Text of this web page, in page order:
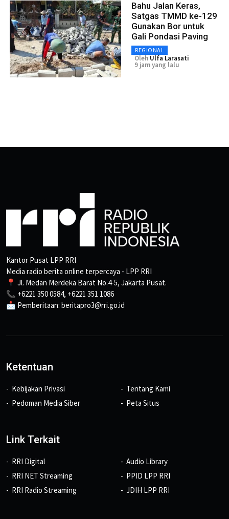
Bahu Jalan Keras,
Satgas TMMD ke-129
Gunakan Bor untuk
Gali Pondasi Paving
REGIONAL
Oleh Ulfa Larasati
9 jam yang lalu
Kantor Pusat LPP RRI
Media radio berita online terpercaya - LPP RRI
📍 Jl. Medan Merdeka Barat No.4-5, Jakarta Pusat.
📞 +6221 350 0584, +6221 351 1086
📩 Pemberitaan: beritapro3@rri.go.id
Ketentuan
Kebijakan Privasi
Pedoman Media Siber
Tentang Kami
Peta Situs
Link Terkait
RRI Digital
RRI NET Streaming
RRI Radio Streaming
Audio Library
PPID LPP RRI
JDIH LPP RRI